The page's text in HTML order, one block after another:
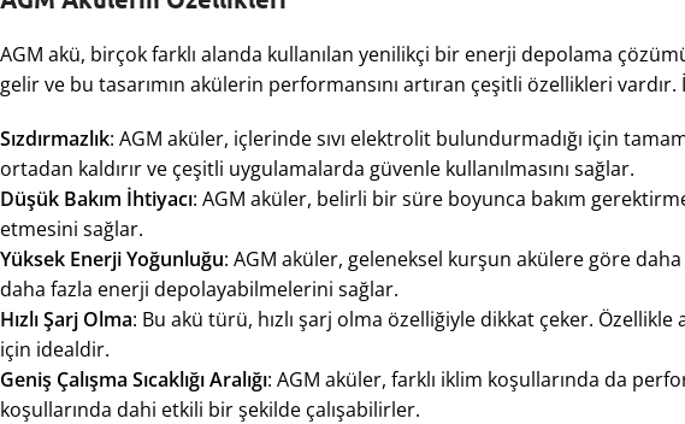
AGM akü, birçok farklı alanda kullanılan yenilikçi bir enerji depolama
gelir ve bu tasarımın akülerin performansını artıran çeşitli özellikleri
Sızdırmazlık: AGM aküler, içlerinde sıvı elektrolit bulundurmadığı için
ortadan kaldırır ve çeşitli uygulamalarda güvenle kullanılmasını sağlar.
Düşük Bakım İhtiyacı: AGM aküler, belirli bir süre boyunca bakım
etmesini sağlar.
Yüksek Enerji Yoğunluğu: AGM aküler, geleneksel kurşun akülere göre
daha fazla enerji depolayabilmelerini sağlar.
Hızlı Şarj Olma: Bu akü türü, hızlı şarj olma özelliğiyle dikkat çeker.
için idealdir.
Geniş Çalışma Sıcaklığı Aralığı: AGM aküler, farklı iklim koşullarında da
koşullarında dahi etkili bir şekilde çalışabilirler.